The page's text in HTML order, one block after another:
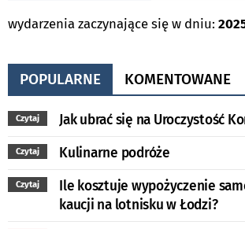
wydarzenia zaczynające się w dniu:
POPULARNE KOMENTOWANE
Czytaj Jak ubrać się na Uroczystość
Czytaj Kulinarne podróże
Czytaj
Ile kosztuje wypożyczenie
kaucji na lotnisku w Łodzi?